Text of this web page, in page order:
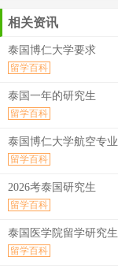
相关资讯
泰国博仁大学要求
留学百科
泰国一年的研究生
留学百科
泰国博仁大学航空专业
留学百科
2026考泰国研究生
留学百科
泰国医学院留学研究生
留学百科